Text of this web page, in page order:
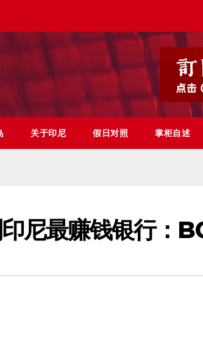
关于印尼 假日对照 掌柜自述
尼最赚钱银行：